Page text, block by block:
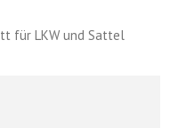
für LKW und Sattel